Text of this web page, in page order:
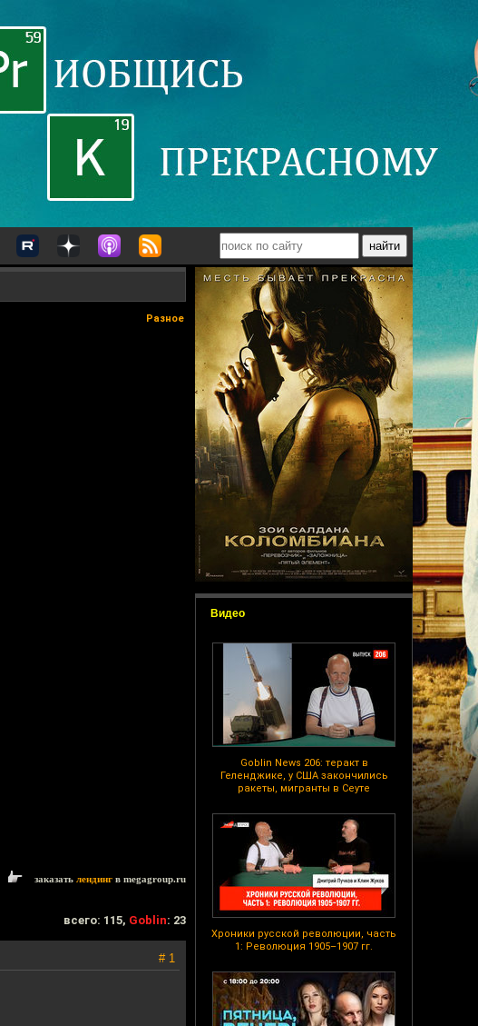
Видео
Goblin News 206: теракт в
Геленджике, у США закончились
ракеты, мигранты в Сеуте
Хроники русской революции, часть
1: Революция 1905–1907 гг.
Разное
заказать лендинг в megagroup.ru
всего: 115, Goblin: 23
# 1